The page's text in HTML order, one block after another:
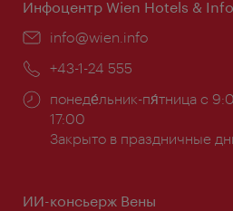
Инфоцентр Wien Hotels & Info
Эл.
info@wien.info
Телефон:
+43-1-24 555
Часы
работы:
понеде́льник-пя́тница с
17:00
Закрыто в праздничные
ИИ-консьерж Вены